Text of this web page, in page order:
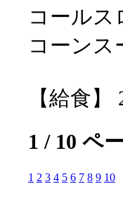
コールス
コーンス
【給食】
1 / 10 ペ
1 2 3 4 5 6 7 8 9 10